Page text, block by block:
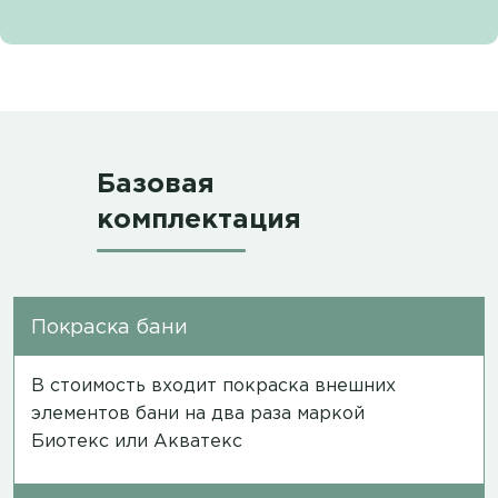
Базовая
комплектация
Покраска бани
В стоимость входит покраска внешних
элементов бани на два раза маркой
Биотекс или Акватекс